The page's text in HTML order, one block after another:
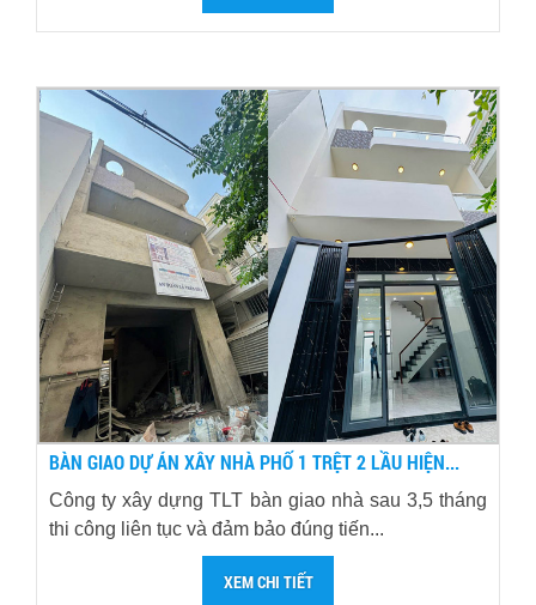
BÀN GIAO DỰ ÁN XÂY NHÀ PHỐ 1 TRỆT 2 LẦU HIỆN...
Công ty xây dựng TLT bàn giao nhà sau 3,5 tháng
thi công liên tục và đảm bảo đúng tiến...
XEM CHI TIẾT